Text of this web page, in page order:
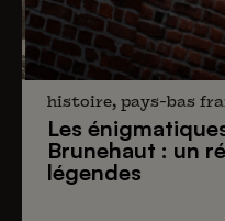
histoire, pays-bas
Les
Brunehaut: un
légendes